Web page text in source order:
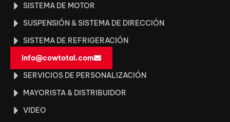
SISTEMA DE MOTOR
SUSPENSIÓN & SISTEMA DE DIRECCIÓN
SISTEMA DE REFRIGERACIÓN
info@cowtotal.com
SERVICIOS DE PERSONALIZACIÓN
MAYORISTA & DISTRIBUIDOR
VIDEO